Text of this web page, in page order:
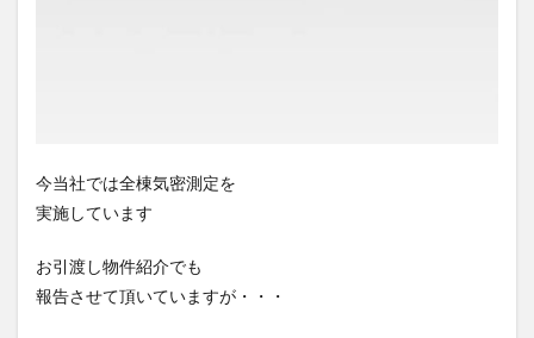
今当社では全棟気密測定を
実施しています
お引渡し物件紹介でも
報告させて頂いていますが・・・